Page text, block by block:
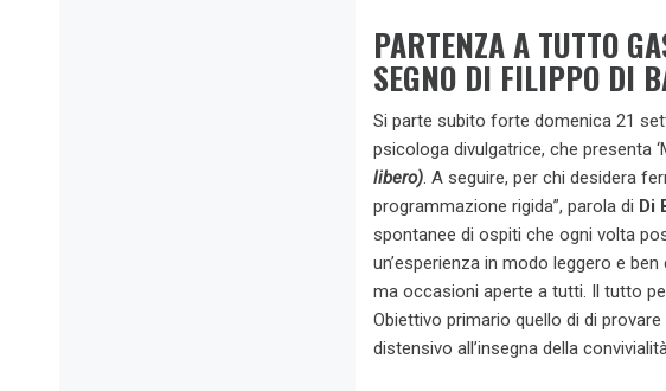
PARTENZA A TUTTO
SEGNO DI FILIPPO DI
Si parte subito forte domenica 21
psicologa divulgatrice, che presenta
libero). A seguire, per chi desidera
programmazione rigida”, parola di Di
spontanee di ospiti che ogni volta
un’esperienza in modo leggero e
ma occasioni aperte a tutti. Il tutto
Obiettivo primario quello di di
distensivo all’insegna della